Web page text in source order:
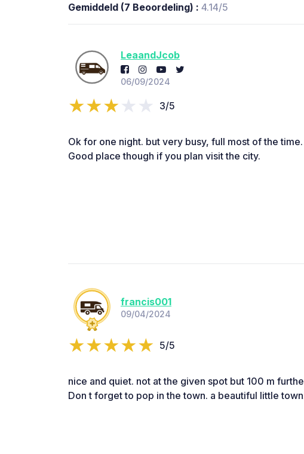
Gemiddeld (7 Beoordeling) : 4.14/5
LeaandJcob
06/09/2024
3/5
Ok for one night. but very busy, full most of the
Good place though if you plan visit the city.
francis001
09/04/2024
5/5
nice and quiet. not at the given spot but 100 m
Don t forget to pop in the town. a beautiful little